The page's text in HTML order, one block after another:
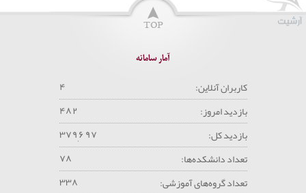
آمار سامانه
کاربران آنلاین:
۴
بازدید امروز:
۴۸۲
بازدید کل:
۳۷۹,۶۹۷
تعداد دانشکده‌ها:
۷۸
تعداد گروه‌های آموزشی:
۳۳۸